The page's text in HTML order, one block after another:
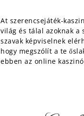
At szerencsejáték-
világ és tálal azoknak
szavak képviselnek
hogy megszólít a te
ebben az online